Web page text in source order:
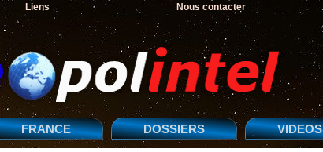
Liens Nous contacter
FRANCE DOSSIERS VIDEOS